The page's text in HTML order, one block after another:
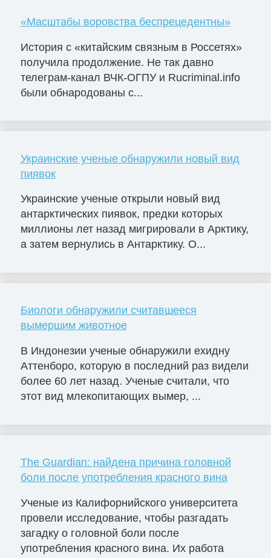
«Масштабы воровства беспрецедентны»
История с «китайским связным в Россетях»
получила продолжение. Не так давно
телеграм-канал ВЧК-ОГПУ и Rucriminal.info
были обнародованы с...
Украинские ученые обнаружили новый вид
пиявок
Украинские ученые открыли новый вид
антарктических пиявок, предки которых
миллионы лет назад мигрировали в Арктику,
а затем вернулись в Антарктику. О...
Биологи обнаружили считавшееся
вымершим животное
В Индонезии ученые обнаружили ехидну
Аттенборо, которую в последний раз видели
более 60 лет назад. Ученые считали, что
этот вид млекопитающих вымер, ...
The Guardian: найдена причина головной
боли после употребления красного вина
Ученые из Калифорнийского университета
провели исследование, чтобы разгадать
загадку о головной боли после
употребления красного вина. Их работа